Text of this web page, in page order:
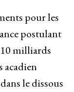
pour les
postulant
milliards
acadien
le dissous